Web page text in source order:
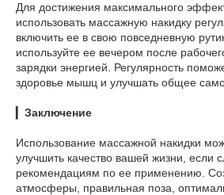
Для достижения максимального
использовать массажную накидку
включить ее в свою повседневную
используйте ее вечером после
зарядки энергией. Регулярность
здоровье мышц и улучшать общее
Заключение
Использование массажной накидки
улучшить качество вашей жизни, если
рекомендациям по ее применению.
атмосферы, правильная поза,